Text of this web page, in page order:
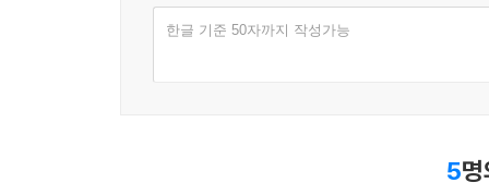
한글 기준 50자까지 작성가능
5